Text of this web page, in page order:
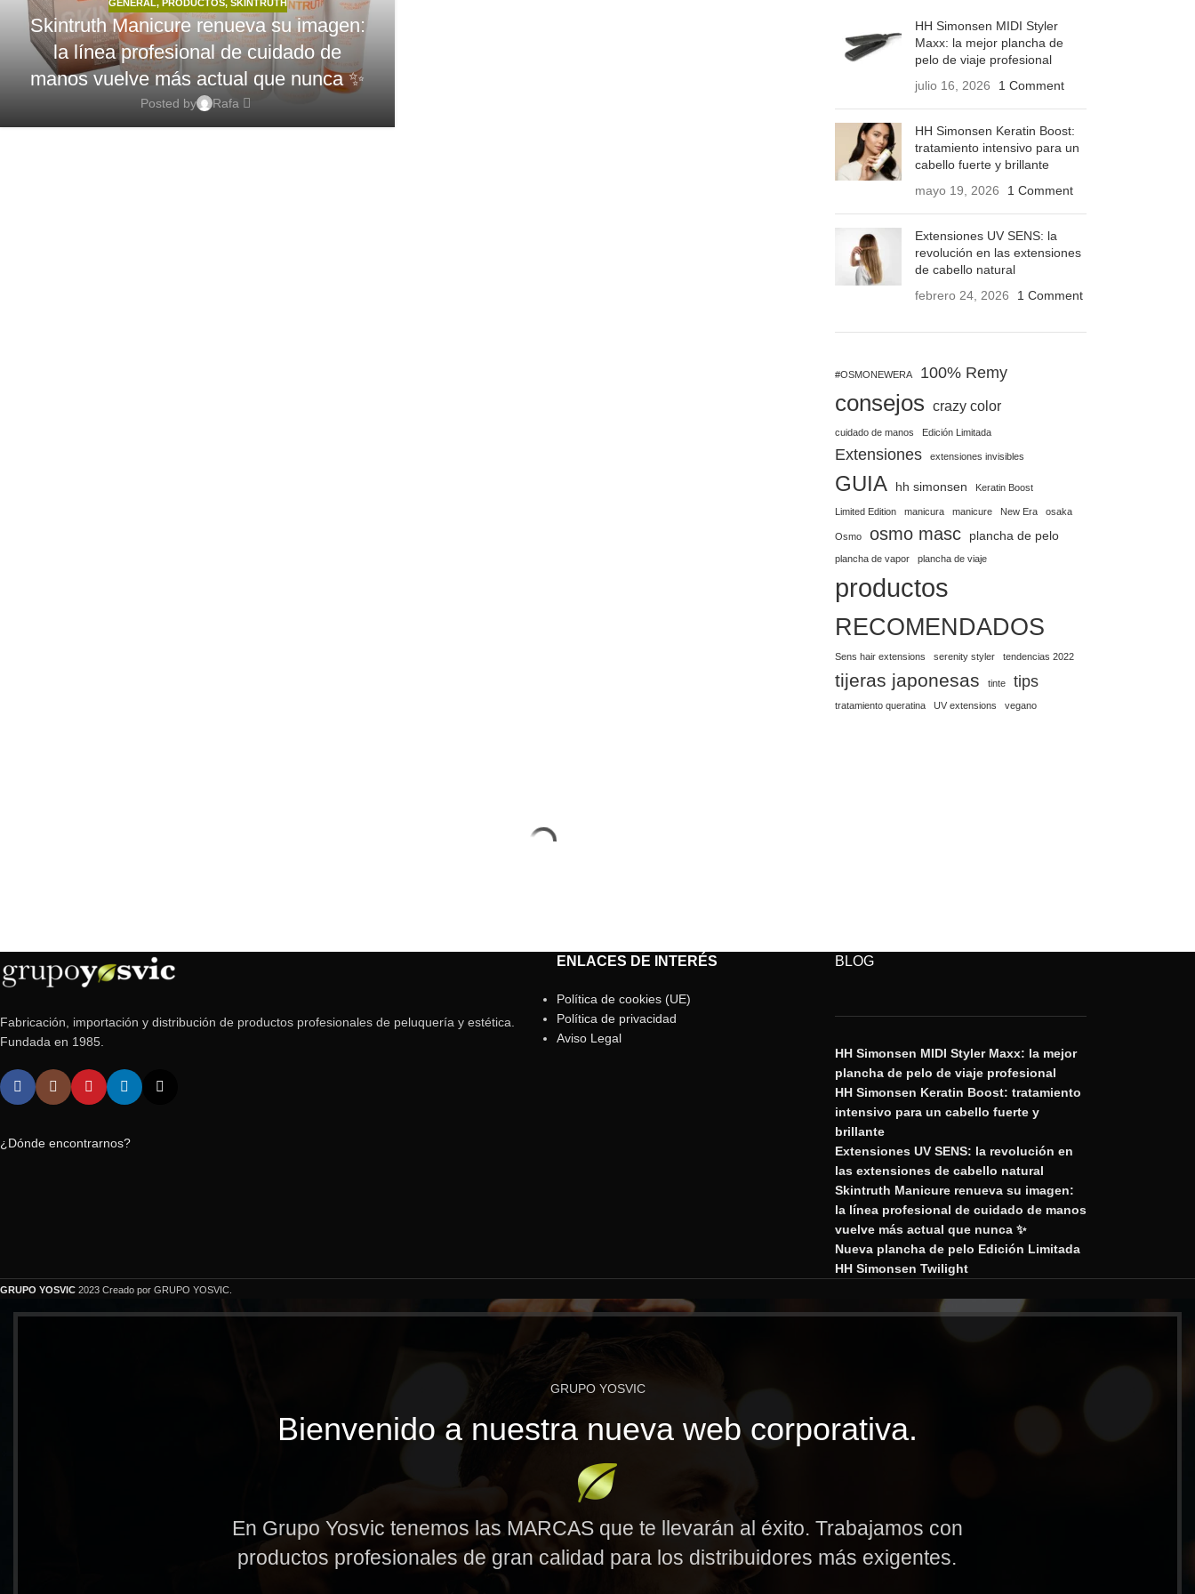
GENERAL, PRODUCTOS, SKINTRUTH
Skintruth Manicure renueva su imagen:
la línea profesional de cuidado de
manos vuelve más actual que nunca ✨
Posted by Rafa
HH Simonsen MIDI Styler
Maxx: la mejor plancha de
pelo de viaje profesional
julio 16, 2026
1 Comment
HH Simonsen Keratin Boost:
tratamiento intensivo para un
cabello fuerte y brillante
mayo 19, 2026
1 Comment
Extensiones UV SENS: la
revolución en las extensiones
de cabello natural
febrero 24, 2026
1 Comment
#OSMONEWERA 100% Remy
consejos crazy color
cuidado de manos Edición Limitada
Extensiones extensiones invisibles
GUIA hh simonsen Keratin Boost
Limited Edition manicura manicure New Era osaka
Osmo osmo masc plancha de pelo
plancha de vapor plancha de viaje
productos
RECOMENDADOS
Sens hair extensions serenity styler tendencias 2022
tijeras japonesas tinte tips
tratamiento queratina UV extensions vegano
Fabricación, importación y distribución de productos profesionales de peluquería y estética.
Fundada en 1985.
¿Dónde encontrarnos?
ENLACES DE INTERÉS
Política de cookies (UE)
Política de privacidad
Aviso Legal
BLOG
HH Simonsen MIDI Styler Maxx: la mejor
plancha de pelo de viaje profesional
HH Simonsen Keratin Boost: tratamiento
intensivo para un cabello fuerte y
brillante
Extensiones UV SENS: la revolución en
las extensiones de cabello natural
Skintruth Manicure renueva su imagen:
la línea profesional de cuidado de manos
vuelve más actual que nunca ✨
Nueva plancha de pelo Edición Limitada
HH Simonsen Twilight
GRUPO YOSVIC 2023 Creado por GRUPO YOSVIC.
GRUPO YOSVIC
Bienvenido a nuestra nueva web corporativa.
En Grupo Yosvic tenemos las MARCAS que te llevarán al éxito. Trabajamos con
productos profesionales de gran calidad para los distribuidores más exigentes.